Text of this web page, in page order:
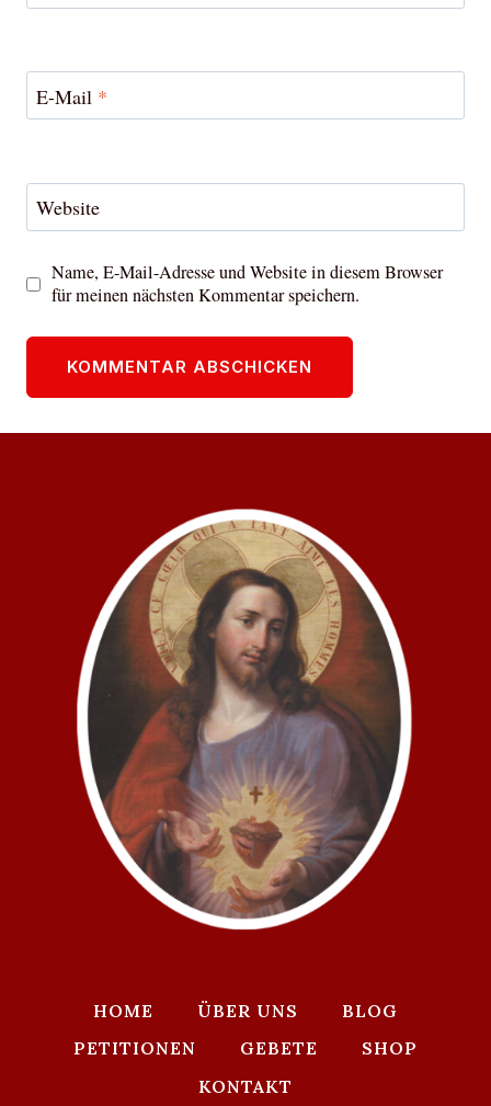
E-Mail *
Website
Name, E-Mail-Adresse und Website in diesem Browser
für meinen nächsten Kommentar speichern.
HOME ÜBER UNS
BLOG
PETITIONEN
GEBETE
SHOP
KONTAKT